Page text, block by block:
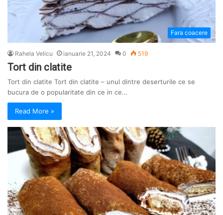
Fara coacere
Rahela Velicu ianuarie 21, 2024 0 519
Tort din clatite
Tort din clatite Tort din clatite – unul dintre deserturile ce se
bucura de o popularitate din ce in ce…
Read More »